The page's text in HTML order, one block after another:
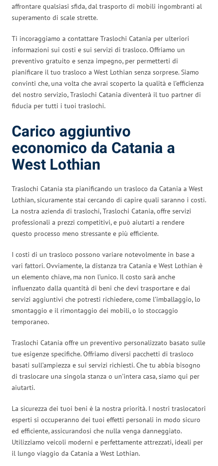
affrontare qualsiasi sfida, dal trasporto di mobili ingombranti al
superamento di scale strette.
Ti incoraggiamo a contattare Traslochi Catania per ulteriori
informazioni sui costi e sui servizi di trasloco. Offriamo un
preventivo gratuito e senza impegno, per permetterti di
pianificare il tuo trasloco a West Lothian senza sorprese. Siamo
convinti che, una volta che avrai scoperto la qualità e l’efficienza
del nostro servizio, Traslochi Catania diventerà il tuo partner di
fiducia per tutti i tuoi traslochi.
Carico aggiuntivo
economico da Catania a
West Lothian
Traslochi Catania sta pianificando un trasloco da Catania a West
Lothian, sicuramente stai cercando di capire quali saranno i costi.
La nostra azienda di traslochi, Traslochi Catania, offre servizi
professionali a prezzi competitivi, e può aiutarti a rendere
questo processo meno stressante e più efficiente.
I costi di un trasloco possono variare notevolmente in base a
vari fattori. Ovviamente, la distanza tra Catania e West Lothian è
un elemento chiave, ma non l’unico. Il costo sarà anche
influenzato dalla quantità di beni che devi trasportare e dai
servizi aggiuntivi che potresti richiedere, come l’imballaggio, lo
smontaggio e il rimontaggio dei mobili, o lo stoccaggio
temporaneo.
Traslochi Catania offre un preventivo personalizzato basato sulle
tue esigenze specifiche. Offriamo diversi pacchetti di trasloco
basati sull’ampiezza e sui servizi richiesti. Che tu abbia bisogno
di traslocare una singola stanza o un’intera casa, siamo qui per
aiutarti.
La sicurezza dei tuoi beni è la nostra priorità. I nostri traslocatori
esperti si occuperanno dei tuoi effetti personali in modo sicuro
ed efficiente, assicurandosi che nulla venga danneggiato.
Utilizziamo veicoli moderni e perfettamente attrezzati, ideali per
il lungo viaggio da Catania a West Lothian.